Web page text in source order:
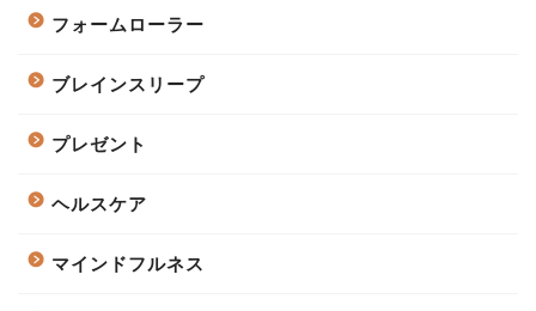
フォームローラー
ブレインスリープ
プレゼント
ヘルスケア
マインドフルネス